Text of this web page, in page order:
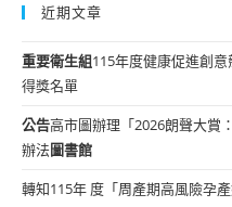
近期文章
重要衛生組115年度健康促進創
得獎名單
公告高市圖辦理「2026朗聲大賞
辦法圖書館
轉知115年 度「周產期高風險孕